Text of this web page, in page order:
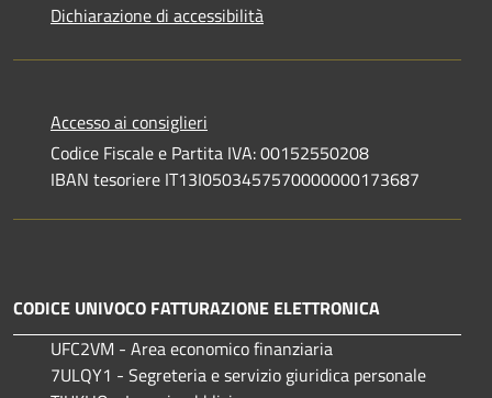
Dichiarazione di accessibilità
Accesso ai consiglieri
Codice Fiscale e Partita IVA: 00152550208
IBAN tesoriere IT13I0503457570000000173687
CODICE UNIVOCO FATTURAZIONE ELETTRONICA
UFC2VM - Area economico finanziaria
7ULQY1 - Segreteria e servizio giuridica personale